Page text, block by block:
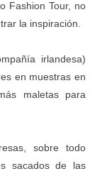
Fashion Tour, no
la inspiración.
irlandesa)
en muestras en
maletas para
sobre todo
sacados de las